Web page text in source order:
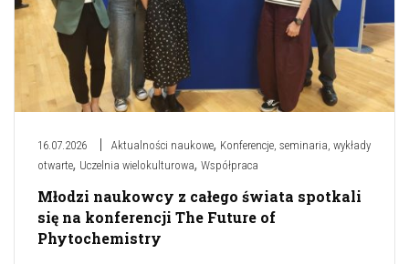
16.07.2026 Aktualności naukowe, Konferencje, seminaria, wykłady
otwarte, Uczelnia wielokulturowa, Współpraca
Młodzi naukowcy z całego świata spotkali
się na konferencji The Future of
Phytochemistry